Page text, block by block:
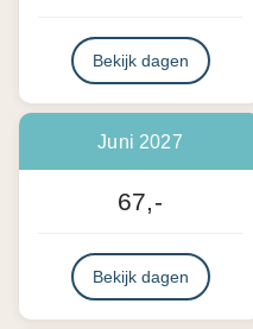
Bekijk dagen
Juni 2027
67,-
Bekijk dagen